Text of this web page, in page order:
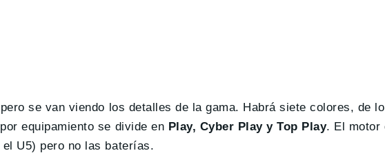
se van viendo los detalles de la gama. Habrá siete colores, de
equipamiento se divide en Play, Cyber Play y Top Play. El motor
U5) pero no las baterías.